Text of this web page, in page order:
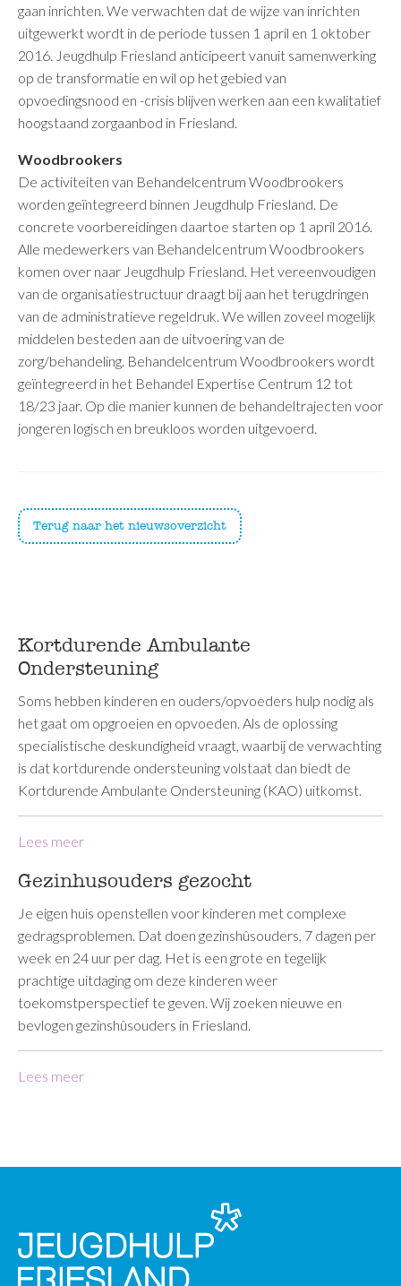
gaan inrichten. We verwachten dat de wijze van inrichten
uitgewerkt wordt in de periode tussen 1 april en 1 oktober
2016. Jeugdhulp Friesland anticipeert vanuit samenwerking
op de transformatie en wil op het gebied van
opvoedingsnood en -crisis blijven werken aan een kwalitatief
hoogstaand zorgaanbod in Friesland.
Woodbrookers
De activiteiten van Behandelcentrum Woodbrookers
worden geïntegreerd binnen Jeugdhulp Friesland. De
concrete voorbereidingen daartoe starten op 1 april 2016.
Alle medewerkers van Behandelcentrum Woodbrookers
komen over naar Jeugdhulp Friesland. Het vereenvoudigen
van de organisatiestructuur draagt bij aan het terugdringen
van de administratieve regeldruk. We willen zoveel mogelijk
middelen besteden aan de uitvoering van de
zorg/behandeling. Behandelcentrum Woodbrookers wordt
geïntegreerd in het Behandel Expertise Centrum 12 tot
18/23 jaar. Op die manier kunnen de behandeltrajecten voor
jongeren logisch en breukloos worden uitgevoerd.
Terug naar het nieuwsoverzicht
Kortdurende Ambulante
Ondersteuning
Soms hebben kinderen en ouders/opvoeders hulp nodig als
het gaat om opgroeien en opvoeden. Als de oplossing
specialistische deskundigheid vraagt, waarbij de verwachting
is dat kortdurende ondersteuning volstaat dan biedt de
Kortdurende Ambulante Ondersteuning (KAO) uitkomst.
Lees meer
Gezinhusouders gezocht
Je eigen huis openstellen voor kinderen met complexe
gedragsproblemen. Dat doen gezinshûsouders, 7 dagen per
week en 24 uur per dag. Het is een grote en tegelijk
prachtige uitdaging om deze kinderen weer
toekomstperspectief te geven. Wij zoeken nieuwe en
bevlogen gezinshûsouders in Friesland.
Lees meer